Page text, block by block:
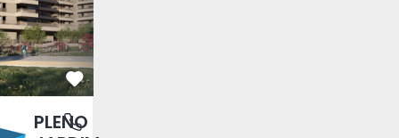
Porto
Favorito
PLENO